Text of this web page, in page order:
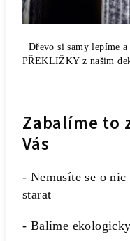
Dřevo si samy lepíme
PŘEKLIŽKY z našim
Zabalíme to
Vás
- Nemusíte se o nic
starat
- Balíme ekologicky